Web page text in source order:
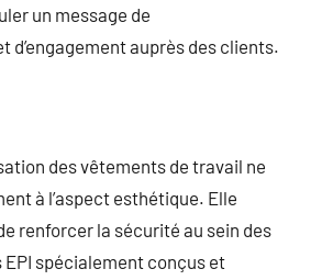
un message de
d’engagement auprès des clients.
des vêtements de travail ne
à l’aspect esthétique. Elle
renforcer la sécurité au sein des
EPI spécialement conçus et